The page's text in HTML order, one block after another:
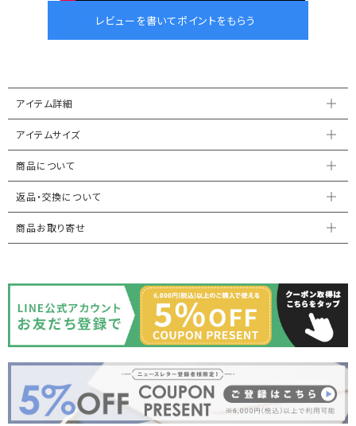
アイテム詳細
アイテムサイズ
商品について
返品・交換について
商品お取り寄せ